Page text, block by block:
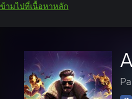
ข้ามไปที่เนื้อหาหลัก